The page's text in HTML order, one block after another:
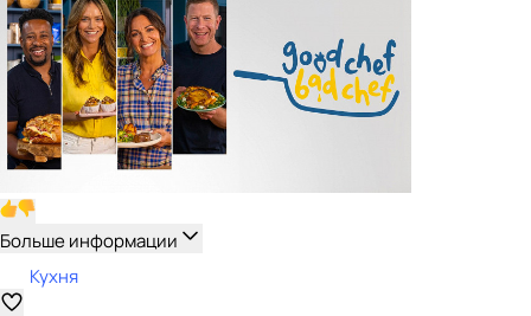
Больше информации
Кухня